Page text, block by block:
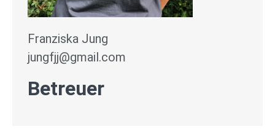
Franziska Jung
jungfjj@gmail.com
Betreuer